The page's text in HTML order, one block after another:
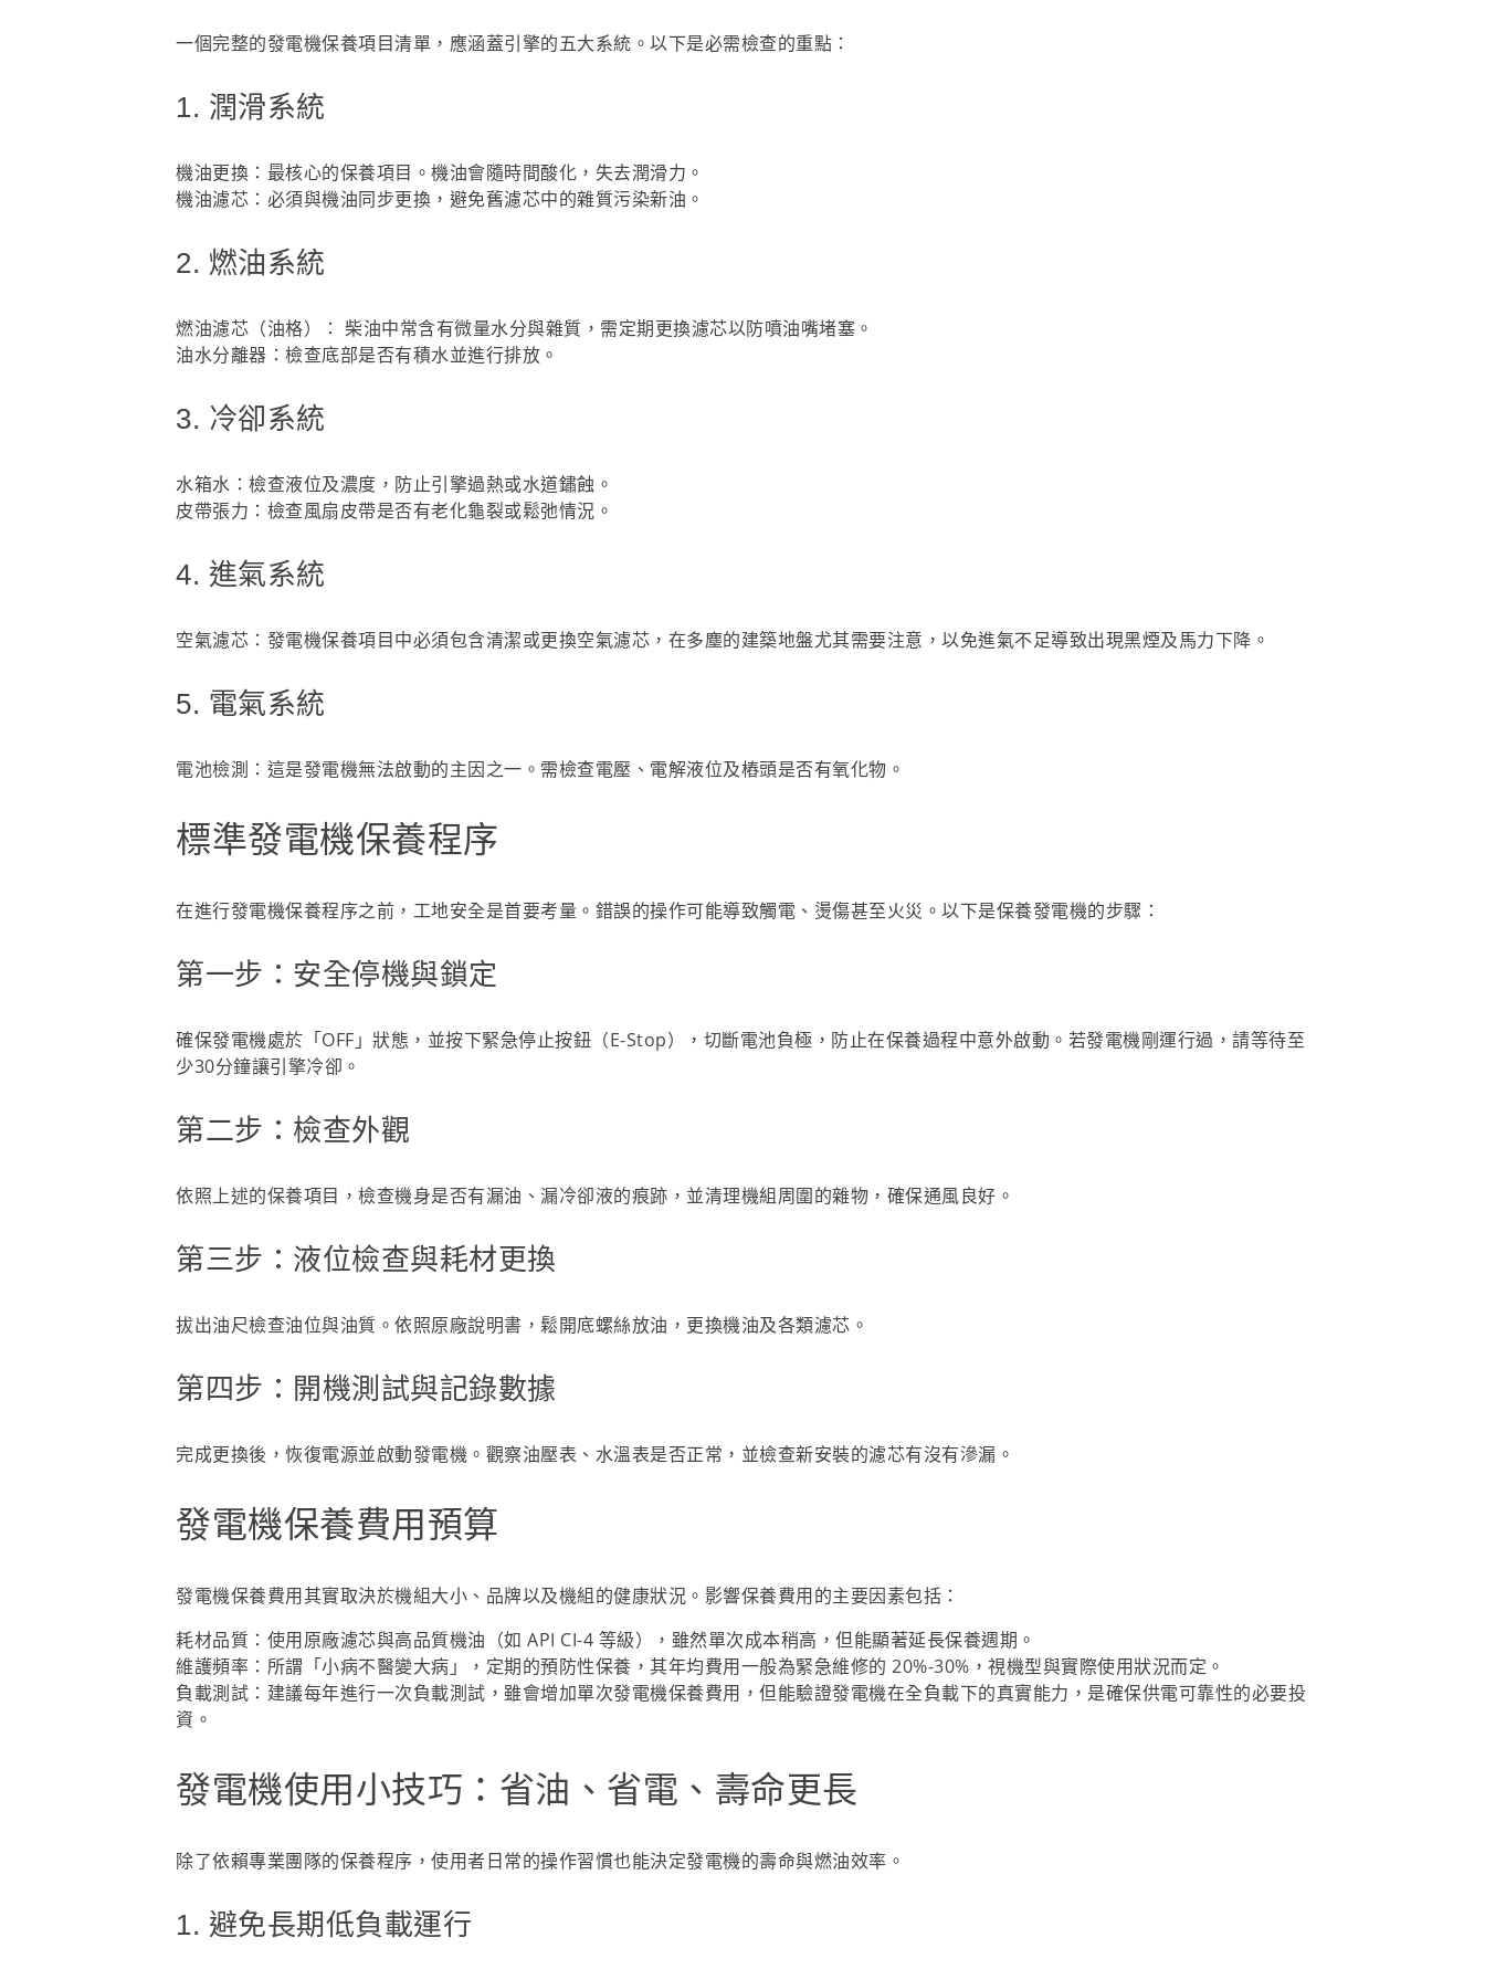
一個完整的發電機保養項目清單，應涵蓋引擎的五大系統。以下是必需檢查的重點：
1. 潤滑系統
機油更換：最核心的保養項目。機油會隨時間酸化，失去潤滑力。
機油濾芯：必須與機油同步更換，避免舊濾芯中的雜質污染新油。
2. 燃油系統
燃油濾芯（油格）： 柴油中常含有微量水分與雜質，需定期更換濾芯以防噴油嘴堵塞。
油水分離器：檢查底部是否有積水並進行排放。
3. 冷卻系統
水箱水：檢查液位及濃度，防止引擎過熱或水道鏽蝕。
皮帶張力：檢查風扇皮帶是否有老化龜裂或鬆弛情況。
4. 進氣系統
空氣濾芯：發電機保養項目中必須包含清潔或更換空氣濾芯，在多塵的建築地盤尤其需要注意，以免進氣不足導致出現黑煙及馬力下降。
5. 電氣系統
電池檢測：這是發電機無法啟動的主因之一。需檢查電壓、電解液位及樁頭是否有氧化物。
標準發電機保養程序
在進行發電機保養程序之前，工地安全是首要考量。錯誤的操作可能導致觸電、燙傷甚至火災。以下是保養發電機的步驟：
第一步：安全停機與鎖定
確保發電機處於「OFF」狀態，並按下緊急停止按鈕（E-Stop），切斷電池負極，防止在保養過程中意外啟動。若發電機剛運行過，請等待至
少30分鐘讓引擎冷卻。
第二步：檢查外觀
依照上述的保養項目，檢查機身是否有漏油、漏冷卻液的痕跡，並清理機組周圍的雜物，確保通風良好。
第三步：液位檢查與耗材更換
拔出油尺檢查油位與油質。依照原廠說明書，鬆開底螺絲放油，更換機油及各類濾芯。
第四步：開機測試與記錄數據
完成更換後，恢復電源並啟動發電機。觀察油壓表、水溫表是否正常，並檢查新安裝的濾芯有沒有滲漏。
發電機保養費用預算
發電機保養費用其實取決於機組大小、品牌以及機組的健康狀況。影響保養費用的主要因素包括：
耗材品質：使用原廠濾芯與高品質機油（如 API CI-4 等級），雖然單次成本稍高，但能顯著延長保養週期。
維護頻率：所謂「小病不醫變大病」，定期的預防性保養，其年均費用一般為緊急維修的 20%-30%，視機型與實際使用狀況而定。
負載測試：建議每年進行一次負載測試，雖會增加單次發電機保養費用，但能驗證發電機在全負載下的真實能力，是確保供電可靠性的必要投
資。
發電機使用小技巧：省油、省電、壽命更長
除了依賴專業團隊的保養程序，使用者日常的操作習慣也能決定發電機的壽命與燃油效率。
1. 避免長期低負載運行